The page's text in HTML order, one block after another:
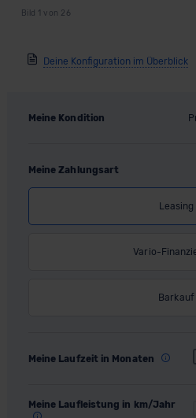
Bild 1 von 26
Deine Konfiguration im Überblick
Meine Kondition
Meine Zahlungsart
Leasing
Vario-
Barkauf
Meine Laufzeit in Monaten
Meine Laufleistung in km/Jahr